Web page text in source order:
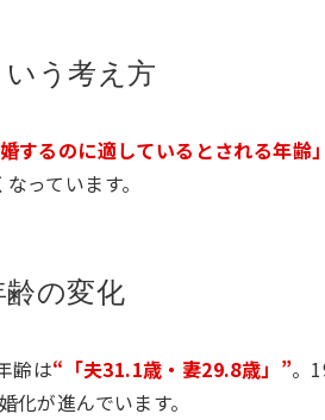
う考え方
するのに適しているとされる年齢
っています。
の変化
齢は“「夫31.1歳・妻29.8歳」”。
化が進んでいます。